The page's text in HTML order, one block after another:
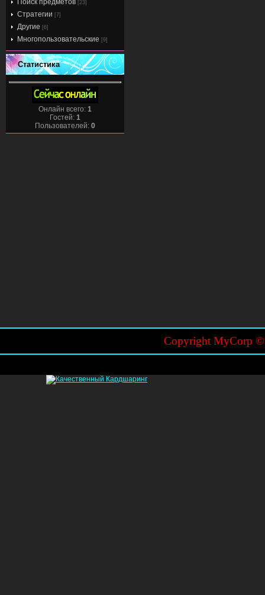
[23]
Стратегии [7]
Другие [6]
Многопользовательские [9]
Статистика
Онлайн всего: 1
Гостей: 1
Пользователей: 0
Copyright MyCorp